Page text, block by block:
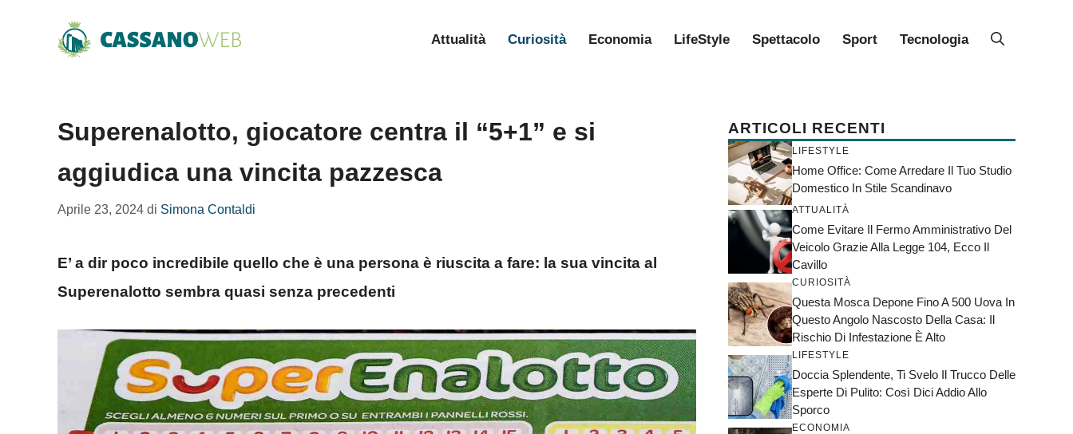
Attualità Curiosità Economia LifeStyle Spettacolo Sport Tecnologia
Superenalotto, giocatore centra il “5+1” e si
aggiudica una vincita pazzesca
Aprile 23, 2024 di Simona Contaldi
E’ a dir poco incredibile quello che è una persona è riuscita a fare: la sua vincita al
Superenalotto sembra quasi senza precedenti
ARTICOLI RECENTI
LIFESTYLE
Home Office: Come Arredare Il Tuo Studio
Domestico In Stile Scandinavo
ATTUALITÀ
Come Evitare Il Fermo Amministrativo Del
Veicolo Grazie Alla Legge 104, Ecco Il
Cavillo
CURIOSITÀ
Questa Mosca Depone Fino A 500 Uova In
Questo Angolo Nascosto Della Casa: Il
Rischio Di Infestazione È Alto
LIFESTYLE
Doccia Splendente, Ti Svelo Il Trucco Delle
Esperte Di Pulito: Così Dici Addio Allo
Sporco
ECONOMIA